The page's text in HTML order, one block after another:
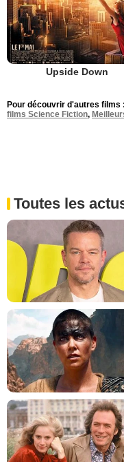
Upside Down
Pour découvrir d'autres films :
films Science Fiction,
Toutes les